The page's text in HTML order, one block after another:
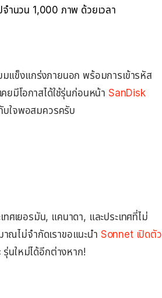
จำนวน 1,000 ภาพ ด้วยเวลา
แข็งแกร่งภายนอก พร้อมการเข้ารหัส
มีโอกาสได้ใช้รุ่นก่อนหน้า SanDisk
บใจพอสมควรครับ
ศเยอรมัน, แคนาดา, และประเทศที่ไม่
ณไม่จำกัดเราขอแนะนำ Sonnet เปิดตัว
นใหม่ได้อีกต่างหาก!